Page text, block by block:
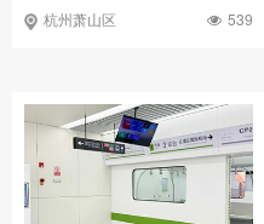
杭州萧山区 539